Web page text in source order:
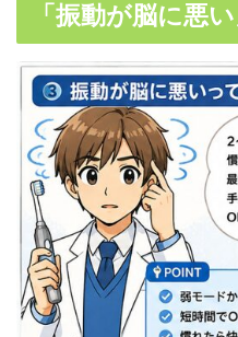
「振動が脳に悪